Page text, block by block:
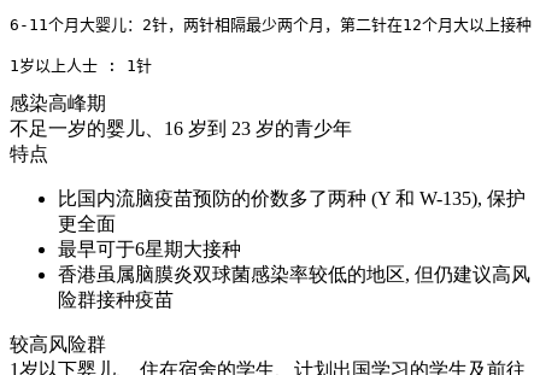
6-11个月大婴儿：2针，两针相隔最少两个月，第二针在12个月大以上接种
1岁以上人士 : 1针
感染高峰期
不足一岁的婴儿、16 岁到 23 岁的青少年
特点
比国内流脑疫苗预防的价数多了两种 (Y 和 W-135), 保护
更全面
最早可于6星期大接种
香港虽属脑膜炎双球菌感染率较低的地区, 但仍建议高风
险群接种疫苗
较高风险群
1岁以下婴儿、 住在宿舍的学生、计划出国学习的学生及前往